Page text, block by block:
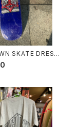
SKATE DRESSE
SIZE ドッグタ
クドレッセン スコ